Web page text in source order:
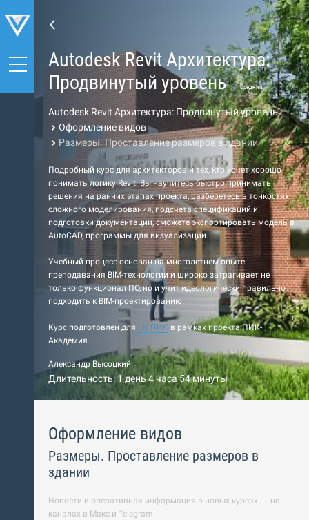
Autodesk Revit Архитектура:
Продвинутый уровень
Средний
Autodesk Revit Архитектура: Продвинутый уровень
Оформление видов
Размеры. Проставление размеров в здании
Подробный курс для архитекторов и тех, кто хочет хорошо
понимать логику Revit. Вы научитесь быстро принимать
решения на ранних этапах проекта, разберетесь в тонкостях
сложного моделирования, подсчета спецификаций и
подготовки документации, сможете экспортировать модель в
AutoCAD, программы для визуализации.
Учебный процесс основан на многолетнем опыте
преподавания BIM-технологии и широко затрагивает не
только функционал ПО, но и учит идеологически правильно
подходить к BIM-проектированию.
Курс подготовлен для ГК ПИК в рамках проекта ПИК-
Академия.
Александр Высоцкий
Длительность: 1 день 4 часа 54 минуты
Оформление видов
Размеры. Проставление размеров в
здании
Новости и оперативная информация о новых курсах — на
каналах в Макс и Telegram.